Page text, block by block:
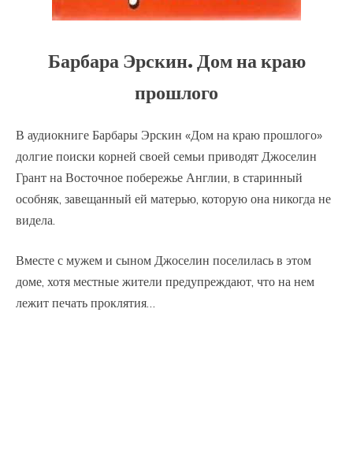
Барбара Эрскин. Дом на краю
прошлого
В аудиокниге Барбары Эрскин «Дом на краю прошлого»
долгие поиски корней своей семьи приводят Джоселин
Грант на Восточное побережье Англии, в старинный
особняк, завещанный ей матерью, которую она никогда не
видела.
Вместе с мужем и сыном Джоселин поселилась в этом
доме, хотя местные жители предупреждают, что на нем
лежит печать проклятия…